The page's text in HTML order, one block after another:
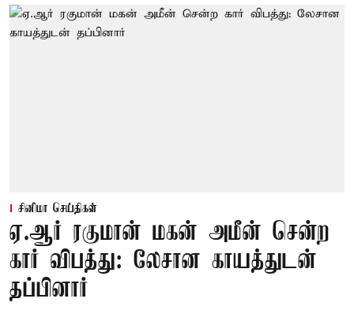
சினிமா செய்திகள்
ஏ.ஆர் ரகுமான் மகன் அமீன் சென்ற
கார் விபத்து: லேசான காயத்துடன்
தப்பினார்